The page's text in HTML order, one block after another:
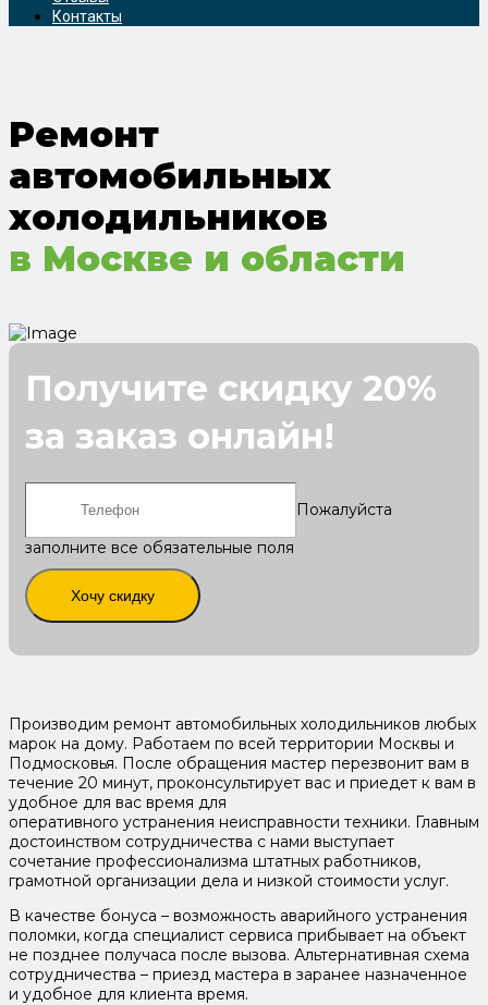
Контакты
Ремонт
автомобильных
холодильников
в Москве и области
Получите скидку 20%
за заказ онлайн!
Пожалуйста
заполните все обязательные поля
Хочу скидку
Производим ремонт автомобильных холодильников любых
марок на дому. Работаем по всей территории Москвы и
Подмосковья. После обращения мастер перезвонит вам в
течение 20 минут, проконсультирует вас и приедет к вам в
удобное для вас время для
оперативного устранения неисправности техники. Главным
достоинством сотрудничества с нами выступает
сочетание профессионализма штатных работников,
грамотной организации дела и низкой стоимости услуг.
В качестве бонуса – возможность аварийного устранения
поломки, когда специалист сервиса прибывает на объект
не позднее получаса после вызова. Альтернативная схема
сотрудничества – приезд мастера в заранее назначенное
и удобное для клиента время.